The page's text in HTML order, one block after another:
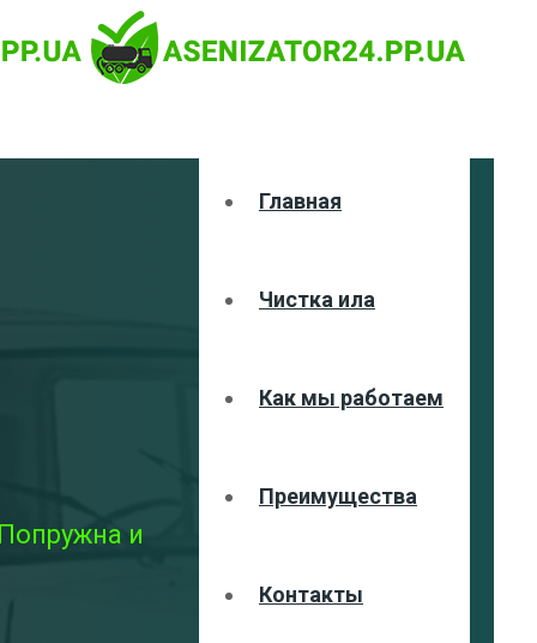
Главная
Чистка ила
Как мы работаем
Преимущества
Контакты
и